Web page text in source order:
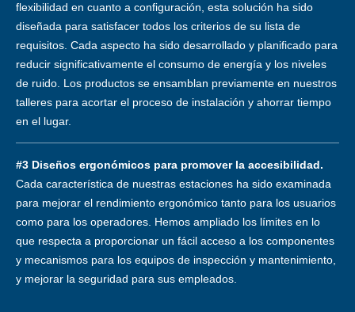
flexibilidad en cuanto a configuración, esta solución ha sido
diseñada para satisfacer todos los criterios de su lista de
requisitos. Cada aspecto ha sido desarrollado y planificado para
reducir significativamente el consumo de energía y los niveles
de ruido. Los productos se ensamblan previamente en nuestros
talleres para acortar el proceso de instalación y ahorrar tiempo
en el lugar.
#3 Diseños ergonómicos para promover la accesibilidad.
Cada característica de nuestras estaciones ha sido examinada
para mejorar el rendimiento ergonómico tanto para los usuarios
como para los operadores. Hemos ampliado los límites en lo
que respecta a proporcionar un fácil acceso a los componentes
y mecanismos para los equipos de inspección y mantenimiento,
y mejorar la seguridad para sus empleados.